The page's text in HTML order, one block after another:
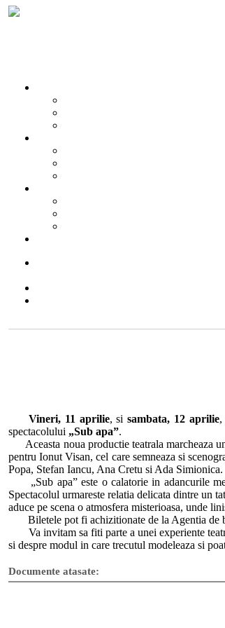
Vineri, 11 aprilie, sisambata, 12 aprilie,
spectacolului „Sub apa”.
Aceasta noua productie teatrala marcheaza
pentru Ionut Visan, cel care semneaza si
Popa, Stefan Iancu, Ana Cretu si Ada Simionica.
„Sub apa” este o calatorie in adancurile
Spectacolul urmareste relatia delicata dintre un
aduce pe scena o atmosfera misterioasa, unde
Biletele pot fi achizitionate de la Agentia de
Va invitam sa fiti parte a unei experiente
si despre modul in care trecutul modeleaza si
Documente atasate: